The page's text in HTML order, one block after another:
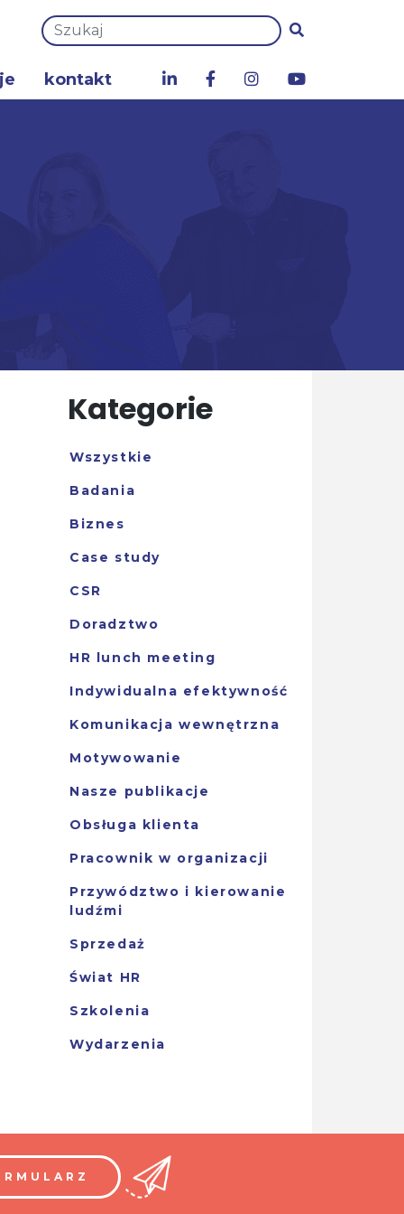
kontakt
Kategorie
Wszystkie
Badania
Biznes
Case study
CSR
Doradztwo
HR lunch meeting
Indywidualna efektywność
Komunikacja wewnętrzna
Motywowanie
Nasze publikacje
Obsługa klienta
Pracownik w organizacji
Przywództwo i kierowanie
ludźmi
Sprzedaż
Świat HR
Szkolenia
Wydarzenia